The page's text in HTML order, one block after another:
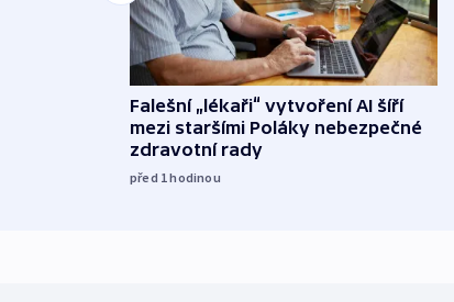
Falešní „lékaři“ vytvoření AI šíří
mezi staršími Poláky nebezpečné
zdravotní rady
před 1hodinou